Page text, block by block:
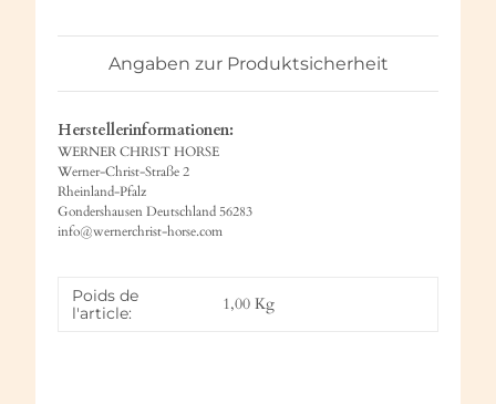
Angaben zur Produktsicherheit
Herstellerinformationen:
WERNER CHRIST HORSE
Werner-Christ-Straße 2
Rheinland-Pfalz
Gondershausen Deutschland 56283
info@wernerchrist-horse.com
Poids de
l'article:
1,00 Kg